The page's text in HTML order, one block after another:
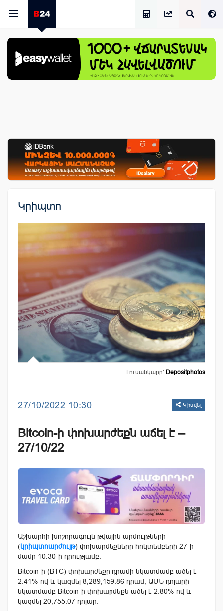
Կրիպտո
Լուսանկարը՝ Depositphotos
27/10/2022 10:30 Կիսվել
Bitcoin-ի փոխարժեքն աճել է –
27/10/22
Աշխարհի խոշորագույն թվային արժույթների
(կրիպտոարժույթ) փոխարժեքները հոկտեմբերի 27-ի
ժամը 10:30-ի դրությամբ.
Bitcoin-ի (BTC) փոխարժեքը դրամի նկատմամբ աճել է
2.41%-ով և կազմել 8,289,159.86 դրամ, ԱՄՆ դոլարի
նկատմամբ Bitcoin-ի փոխարժեքն աճել է 2.80%-ով և
կազմել 20,755.07 դոլար: